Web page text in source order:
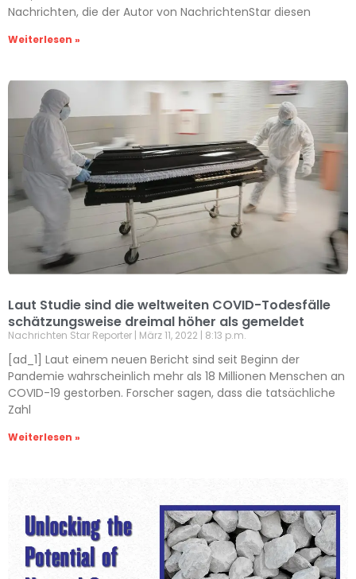
Nachrichten, die der Autor von NachrichtenStar diesen
Weiterlesen »
Laut Studie sind die weltweiten COVID-Todesfälle
schätzungsweise dreimal höher als gemeldet
Nachrichten Star Reporter März 11, 2022 8:13 p.m.
[ad_1] Laut einem neuen Bericht sind seit Beginn der
Pandemie wahrscheinlich mehr als 18 Millionen Menschen an
COVID-19 gestorben. Forscher sagen, dass die tatsächliche
Zahl
Weiterlesen »